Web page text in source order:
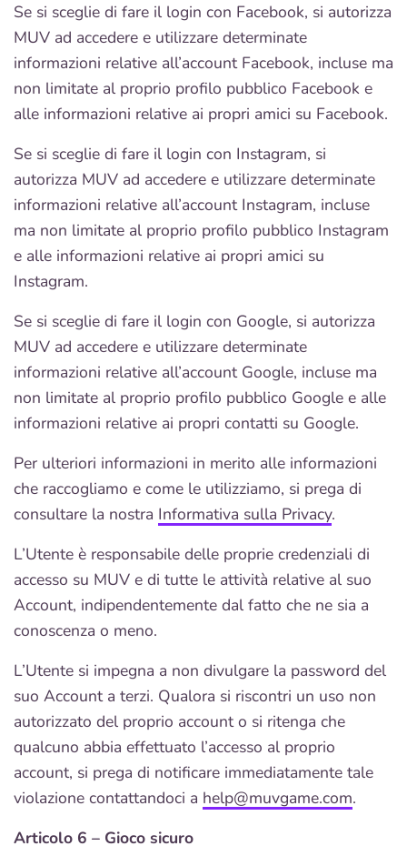
Se si sceglie di fare il login con Facebook, si autorizza
MUV ad accedere e utilizzare determinate
informazioni relative all’account Facebook, incluse ma
non limitate al proprio profilo pubblico Facebook e
alle informazioni relative ai propri amici su Facebook.
Se si sceglie di fare il login con Instagram, si
autorizza MUV ad accedere e utilizzare determinate
informazioni relative all’account Instagram, incluse
ma non limitate al proprio profilo pubblico Instagram
e alle informazioni relative ai propri amici su
Instagram.
Se si sceglie di fare il login con Google, si autorizza
MUV ad accedere e utilizzare determinate
informazioni relative all’account Google, incluse ma
non limitate al proprio profilo pubblico Google e alle
informazioni relative ai propri contatti su Google.
Per ulteriori informazioni in merito alle informazioni
che raccogliamo e come le utilizziamo, si prega di
consultare la nostra Informativa sulla Privacy.
L’Utente è responsabile delle proprie credenziali di
accesso su MUV e di tutte le attività relative al suo
Account, indipendentemente dal fatto che ne sia a
conoscenza o meno.
L’Utente si impegna a non divulgare la password del
suo Account a terzi. Qualora si riscontri un uso non
autorizzato del proprio account o si ritenga che
qualcuno abbia effettuato l’accesso al proprio
account, si prega di notificare immediatamente tale
violazione contattandoci a help@muvgame.com.
Articolo 6 – Gioco sicuro